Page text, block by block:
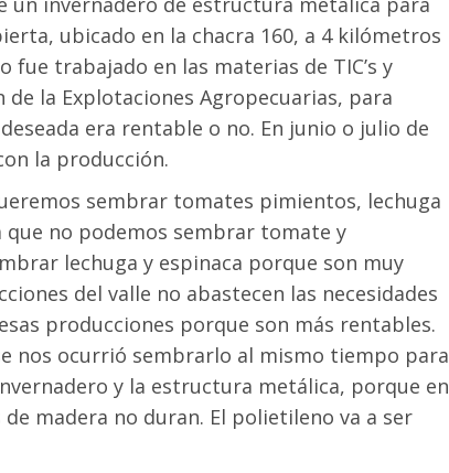
ubicado en la chacra 160, a 4 kilómetros
fue trabajado en las materias de TIC’s y
de la Explotaciones Agropecuarias, para
era rentable o no. En junio o julio de
la producción.
sembrar tomates pimientos, lechuga
que no podemos sembrar tomate y
lechuga y espinaca porque son muy
del valle no abastecen las necesidades
producciones porque son más rentables.
nos ocurrió sembrarlo al mismo tiempo para
y la estructura metálica, porque en
madera no duran. El polietileno va a ser